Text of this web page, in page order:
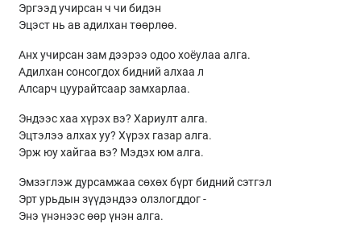
Эргээд учирсан ч чи бидэн
Эцэст нь ав адилхан төөрлөө.
Анх учирсан зам дээрээ одоо хоёулаа алга.
Адилхан сонсогдох бидний алхаа л
Алсарч цуурайтсаар замхарлаа.
Эндээс хаа хүрэх вэ? Хариулт алга.
Эцтэлээ алхах уу? Хүрэх газар алга.
Эрж юу хайгаа вэ? Мэдэх юм алга.
Эмзэглэж дурсамжаа сөхөх бүрт бидний сэтгэл
Эрт урьдын зүүдэндээ олзлогддог -
Энэ үнэнээс өөр үнэн алга.